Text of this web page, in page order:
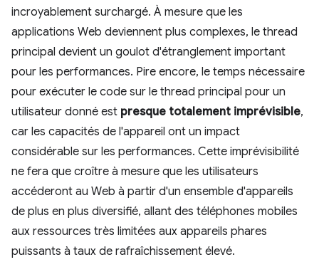
incroyablement surchargé. À mesure que les
applications Web deviennent plus complexes, le thread
principal devient un goulot d'étranglement important
pour les performances. Pire encore, le temps nécessaire
pour exécuter le code sur le thread principal pour un
utilisateur donné est presque totalement imprévisible,
car les capacités de l'appareil ont un impact
considérable sur les performances. Cette imprévisibilité
ne fera que croître à mesure que les utilisateurs
accéderont au Web à partir d'un ensemble d'appareils
de plus en plus diversifié, allant des téléphones mobiles
aux ressources très limitées aux appareils phares
puissants à taux de rafraîchissement élevé.